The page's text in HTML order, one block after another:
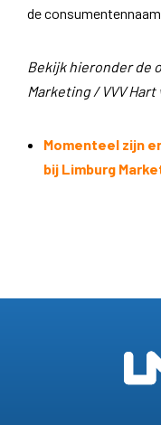
de
Bekijk hieronder de
Marketing / VVV
Momenteel zijn
bij Limburg